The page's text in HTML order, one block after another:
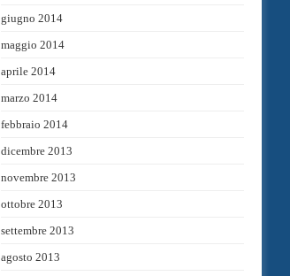
giugno 2014
maggio 2014
aprile 2014
marzo 2014
febbraio 2014
dicembre 2013
novembre 2013
ottobre 2013
settembre 2013
agosto 2013